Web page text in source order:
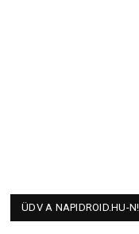
ÜDV A NAPIDROID.HU-N!